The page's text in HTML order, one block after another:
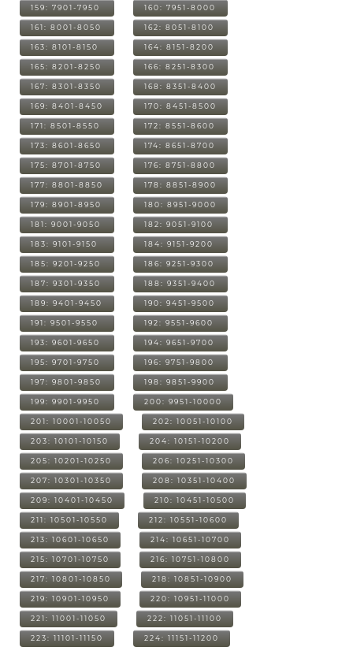
159: 7901-7950 160: 7951-8000
161: 8001-8050 162: 8051-8100
163: 8101-8150 164: 8151-8200
165: 8201-8250 166: 8251-8300
167: 8301-8350 168: 8351-8400
169: 8401-8450 170: 8451-8500
171: 8501-8550 172: 8551-8600
173: 8601-8650 174: 8651-8700
175: 8701-8750 176: 8751-8800
177: 8801-8850 178: 8851-8900
179: 8901-8950 180: 8951-9000
181: 9001-9050 182: 9051-9100
183: 9101-9150 184: 9151-9200
185: 9201-9250 186: 9251-9300
187: 9301-9350 188: 9351-9400
189: 9401-9450 190: 9451-9500
191: 9501-9550 192: 9551-9600
193: 9601-9650 194: 9651-9700
195: 9701-9750 196: 9751-9800
197: 9801-9850 198: 9851-9900
199: 9901-9950 200: 9951-10000
201: 10001-10050 202: 10051-10100
203: 10101-10150 204: 10151-10200
205: 10201-10250 206: 10251-10300
207: 10301-10350 208: 10351-10400
209: 10401-10450 210: 10451-10500
211: 10501-10550 212: 10551-10600
213: 10601-10650 214: 10651-10700
215: 10701-10750 216: 10751-10800
217: 10801-10850 218: 10851-10900
219: 10901-10950 220: 10951-11000
221: 11001-11050 222: 11051-11100
223: 11101-11150 224: 11151-11200